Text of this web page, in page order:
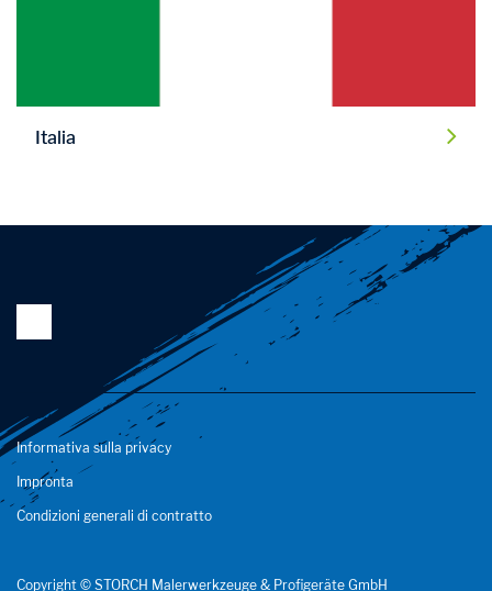
Italia
Informativa sulla privacy
Impronta
Condizioni generali di contratto
Copyright © STORCH Malerwerkzeuge & Profigeräte GmbH